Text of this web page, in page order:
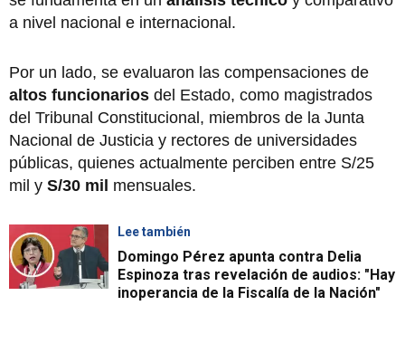
a nivel nacional e internacional.
Por un lado, se evaluaron las compensaciones de
altos funcionarios del Estado, como magistrados
del Tribunal Constitucional, miembros de la Junta
Nacional de Justicia y rectores de universidades
públicas, quienes actualmente perciben entre S/25
mil y S/30 mil mensuales.
Lee también
Domingo Pérez apunta contra Delia
Espinoza tras revelación de audios: "Hay
inoperancia de la Fiscalía de la Nación"